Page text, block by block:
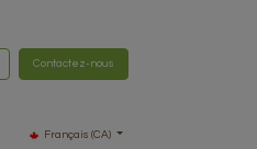
Contactez-nous
Français (CA)